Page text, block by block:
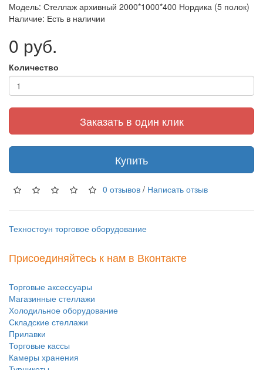
Модель: Стеллаж архивный 2000*1000*400 Нордика (5 полок)
Наличие: Есть в наличии
0 руб.
Количество
Заказать в один клик
Купить
0 отзывов / Написать отзыв
Техностоун торговое оборудование
Присоединяйтесь к нам в Вконтакте
Торговые аксессуары
Магазинные стеллажи
Холодильное оборудование
Складские стеллажи
Прилавки
Торговые кассы
Камеры хранения